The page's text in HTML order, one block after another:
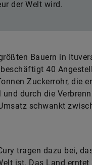
der Welt wird.
Bauern in
40
Zuckerrohr, die
durch die
schwankt
tragen dazu bei,
ist. Das Land